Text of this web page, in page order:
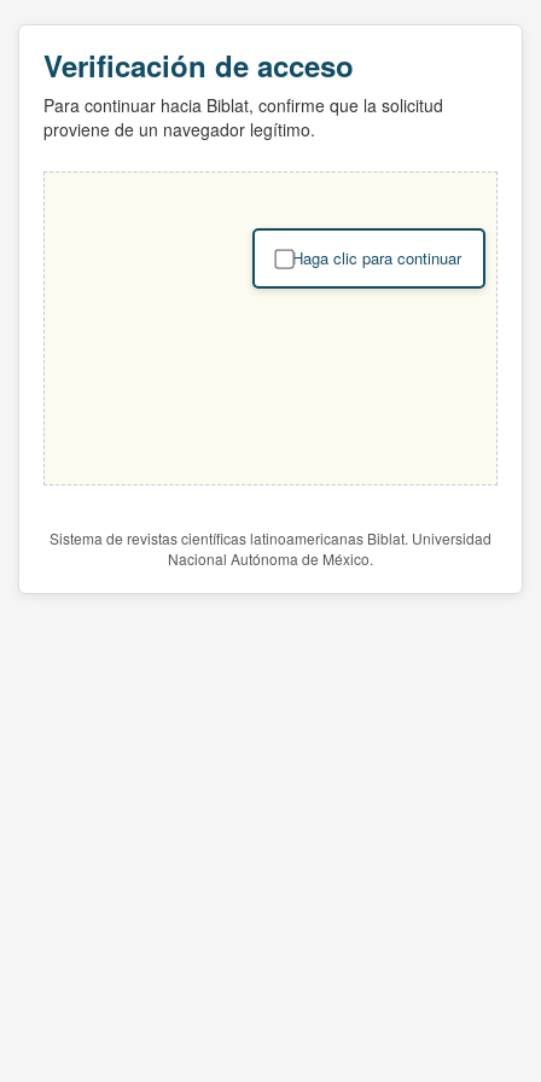
Verificación de acceso
Para continuar hacia Biblat, confirme que la solicitud
proviene de un navegador legítimo.
Haga clic para continuar
Sistema de revistas científicas latinoamericanas Biblat. Universidad
Nacional Autónoma de México.